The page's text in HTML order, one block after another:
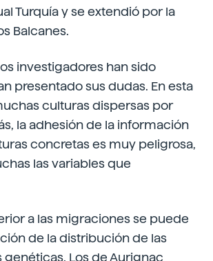
Turquía y se extendió por la
Balcanes.
investigadores han sido
presentado sus dudas. En esta
culturas dispersas por
la adhesión de la información
concretas es muy peligrosa,
las variables que
a las migraciones se puede
de la distribución de las
Los de Aurignac